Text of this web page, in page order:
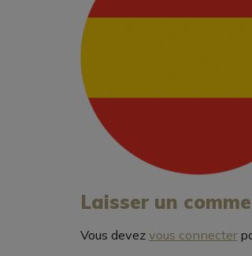
Laisser un
Vous devez vous connecter